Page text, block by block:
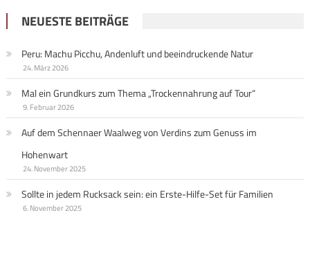
NEUESTE BEITRÄGE
Peru: Machu Picchu, Andenluft und beeindruckende Natur
24. März 2026
Mal ein Grundkurs zum Thema „Trockennahrung auf Tour“
9. Februar 2026
Auf dem Schennaer Waalweg von Verdins zum Genuss im
Hohenwart
24. November 2025
Sollte in jedem Rucksack sein: ein Erste-Hilfe-Set für Familien
6. November 2025